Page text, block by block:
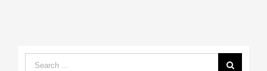
Search